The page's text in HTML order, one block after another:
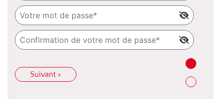
Suivant >